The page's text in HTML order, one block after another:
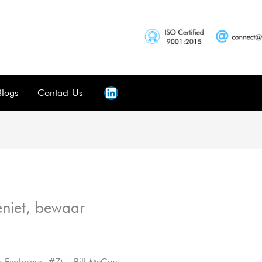
Contact Us
bewaar